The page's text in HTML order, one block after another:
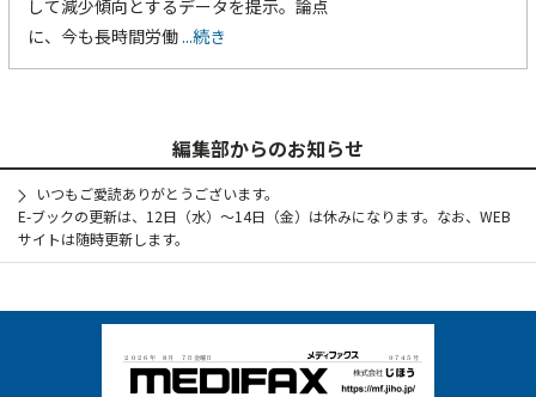
して減少傾向とするデータを提示。論点
に、今も長時間労働...続き
編集部からのお知らせ
いつもご愛読ありがとうございます。
E-ブックの更新は、12日（水）～14日（金）は休みになります。なお、WEB
サイトは随時更新します。